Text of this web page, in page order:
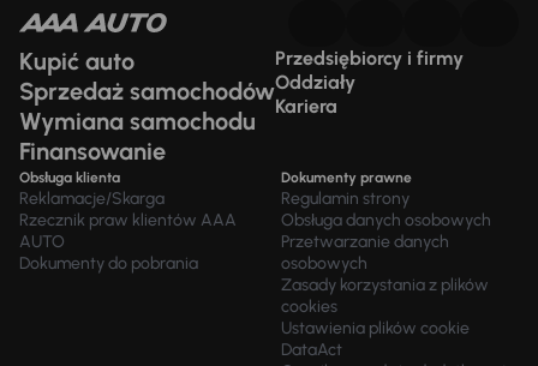
Kupić auto
Sprzedaż samochodów
Wymiana samochodu
Finansowanie
Przedsiębiorcy i firmy
Oddziały
Kariera
Obsługa klienta
Reklamacje/Skarga
Rzecznik praw klientów AAA
AUTO
Dokumenty do pobrania
Dokumenty prawne
Regulamin strony
Obsługa danych osobowych
Przetwarzanie danych
osobowych
Zasady korzystania z plików
cookies
Ustawienia plików cookie
DataAct